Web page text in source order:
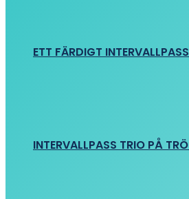
ETT FÄRDIGT
INTERVALLPASS TRIO PÅ